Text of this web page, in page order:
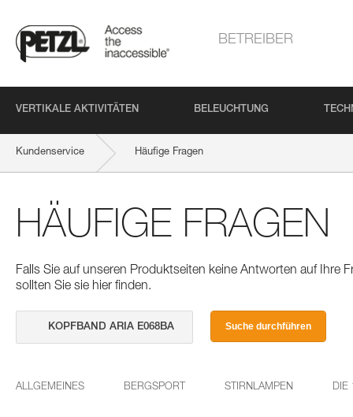
BETREIBER
VERTIKALE AKTIVITÄTEN BELEUCHTUNG
Kundenservice Häufige Fragen
HÄUFIGE FRAGEN
Falls Sie auf unseren Produktseiten keine Antworten auf Ihre
sollten Sie sie hier finden.
Suche durchführen
ALLGEMEINES BERGSPORT STIRNLAMPEN DIE